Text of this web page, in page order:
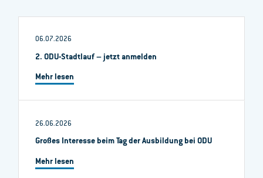
06.07.2026
2. ODU-Stadtlauf – jetzt anmelden
Mehr lesen
26.06.2026
Großes Interesse beim Tag der Ausbildung bei ODU
Mehr lesen